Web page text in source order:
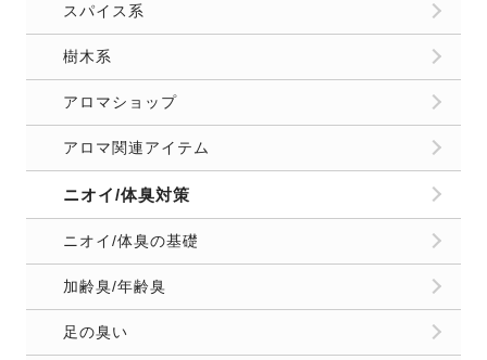
スパイス系
樹木系
アロマショップ
アロマ関連アイテム
ニオイ/体臭対策
ニオイ/体臭の基礎
加齢臭/年齢臭
足の臭い